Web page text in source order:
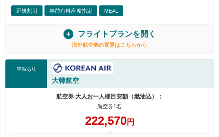
正規割引 事前有料座席指定 MEAL
フライトプランを開く
海外航空券の変更はこちらから
空席あり
大韓航空
航空券 大人お一人様目安額（燃油込）：
航空券1名
222,570円